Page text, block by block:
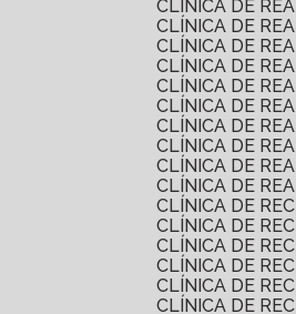
CLÍNICA DE
CLÍNICA DE
CLÍNICA DE
CLÍNICA DE
CLÍNICA DE
CLÍNICA DE
CLÍNICA DE
CLÍNICA DE
CLÍNICA DE
CLÍNICA DE
CLÍNICA DE
CLÍNICA DE
CLÍNICA DE
CLÍNICA DE
CLÍNICA DE
CLÍNICA DE